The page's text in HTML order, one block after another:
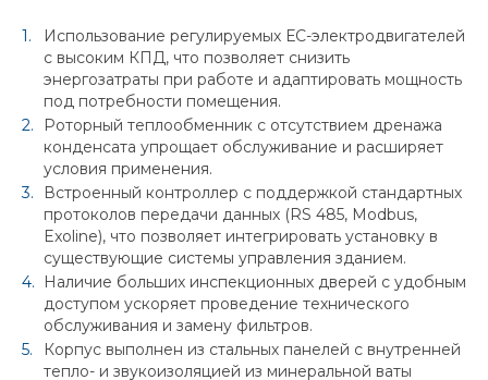
Использование регулируемых ЕС-электродвигателей
с высоким КПД, что позволяет снизить
энергозатраты при работе и адаптировать мощность
под потребности помещения.
Роторный теплообменник с отсутствием дренажа
конденсата упрощает обслуживание и расширяет
условия применения.
Встроенный контроллер с поддержкой стандартных
протоколов передачи данных (RS 485, Modbus,
Exoline), что позволяет интегрировать установку в
существующие системы управления зданием.
Наличие больших инспекционных дверей с удобным
доступом ускоряет проведение технического
обслуживания и замену фильтров.
Корпус выполнен из стальных панелей с внутренней
тепло- и звукоизоляцией из минеральной ваты